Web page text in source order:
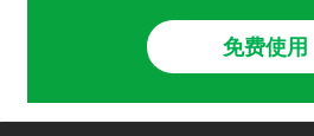
免费使用